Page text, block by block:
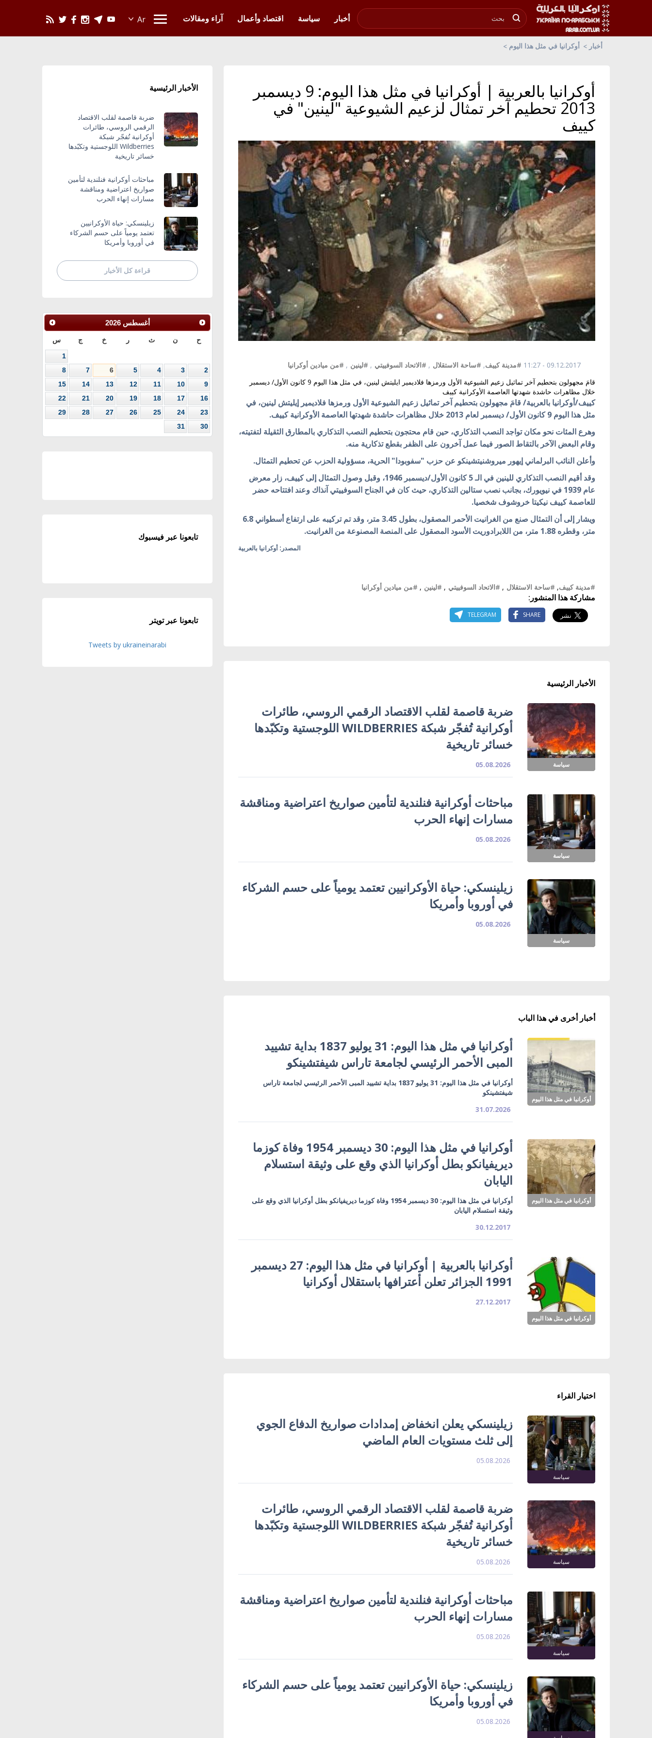
أخبار
سياسة اقتصاد وأعمال آراء ومقالات
أخبار أوكرانيا في مثل هذا اليوم
أوكرانيا بالعربية | أوكرانيا في مثل هذا اليوم: 9 ديسمبر
2013 تحطيم آخر تمثال لزعيم الشيوعية "لينين" في
كييف
09.12.2017 - 11:27 #مدينة كييف, #ساحة الاستقلال , #الاتحاد السوفييتي , #لينين , #من ميادين أوكرانيا
قامَ مجهولون بتحطيم آخر تماثيل زعيم الشيوعية الأول ورمزها فلاديمير ايليتش لينين، في مثل هذا اليوم 9 كانون الأول/ ديسمبر
خلال مظاهرات حاشدة شهدتها العاصمة الأوكرانية كييف
كييف/أوكرانيا بالعربية/ قامَ مجهولون بتحطيم آخر تماثيل زعيم الشيوعية الأول ورمزها فلاديمير إيليتش لينين، في
مثل هذا اليوم 9 كانون الأول/ ديسمبر لعام 2013 خلال مظاهرات حاشدة شهدتها العاصمة الأوكرانية كييف.
وهرع المئات نحو مكان تواجد النصب التذكاري، حين قام محتجون بتحطيم النصب التذكاري بالمطارق الثقيلة لتفتيته،
وقام البعض الآخر بالتقاط الصور فيما عمل آخرون على الظفر بقطع تذكارية منه.
وأعلن النائب البرلماني إيهور ميروشنيتشينكو عن حزب "سفوبودا" الحرية، مسؤولية الحزب عن تحطيم التمثال.
وقد أقيم النصب التذكاري للينين في الـ 5 كانون الأول/ديسمبر 1946، وقبل وصول التمثال إلى كييف، زار معرض
عام 1939 في نيويورك، بجانب نصب ستالين التذكاري، حيث كان في الجناح السوفييتي آنذاك وعند افتتاحه حضر
للعاصمة كييف نيكيتا خروشوف شخصيا.
ويشار إلى أن التمثال صنع من الغرانيت الأحمر المصقول، بطول 3.45 متر، وقد تم تركيبه على ارتفاع أسطواني 6.8
متر، وقطره 1.88 متر، من اللابرادوريت الأسود المصقول على المنصة المصنوعة من الغرانيت.
المصدر: أوكرانيا بالعربية
#مدينة كييف, #ساحة الاستقلال , #الاتحاد السوفييتي , #لينين , #من ميادين أوكرانيا
مشاركة هذا المنشور:
SHARE
TELEGRAM
الأخبار الرئيسية
سياسة
ضربة قاصمة لقلب الاقتصاد الرقمي الروسي، طائرات
أوكرانية تُفجّر شبكة WILDBERRIES اللوجستية وتكبّدها
خسائر تاريخية
05.08.2026
سياسة
مباحثات أوكرانية فنلندية لتأمين صواريخ اعتراضية ومناقشة
مسارات إنهاء الحرب
05.08.2026
سياسة
زيلينسكي: حياة الأوكرانيين تعتمد يومياً على حسم الشركاء
في أوروبا وأمريكا
05.08.2026
أخبار أخرى في هذا الباب
أوكرانيا في مثل هذا اليوم
أوكرانيا في مثل هذا اليوم: 31 يوليو 1837 بداية تشييد
المبى الأحمر الرئيسي لجامعة تاراس شيفتشينكو
أوكرانيا في مثل هذا اليوم: 31 يوليو 1837 بداية تشييد المبى الأحمر الرئيسي لجامعة تاراس
شيفتشينكو
31.07.2026
أوكرانيا في مثل هذا اليوم
أوكرانيا في مثل هذا اليوم: 30 ديسمبر 1954 وفاة كوزما
ديريفيانكو بطل أوكرانيا الذي وقع على وثيقة استسلام
اليابان
أوكرانيا في مثل هذا اليوم: 30 ديسمبر 1954 وفاة كوزما ديريفيانكو بطل أوكرانيا الذي وقع على
وثيقة استسلام اليابان
30.12.2017
أوكرانيا في مثل هذا اليوم
أوكرانيا بالعربية | أوكرانيا في مثل هذا اليوم: 27 ديسمبر
1991 الجزائر تعلن أعترافها باستقلال أوكرانيا
27.12.2017
اختيار القراء
سياسة
زيلينسكي يعلن انخفاض إمدادات صواريخ الدفاع الجوي
إلى ثلث مستويات العام الماضي
05.08.2026
سياسة
ضربة قاصمة لقلب الاقتصاد الرقمي الروسي، طائرات
أوكرانية تُفجّر شبكة WILDBERRIES اللوجستية وتكبّدها
خسائر تاريخية
05.08.2026
سياسة
مباحثات أوكرانية فنلندية لتأمين صواريخ اعتراضية ومناقشة
مسارات إنهاء الحرب
05.08.2026
زيلينسكي: حياة الأوكرانيين تعتمد يومياً على حسم الشركاء
في أوروبا وأمريكا
05.08.2026
الأخبار الرئيسية
ضربة قاصمة لقلب الاقتصاد
الرقمي الروسي، طائرات
أوكرانية تُفجّر شبكة
Wildberries اللوجستية وتكبّدها
خسائر تاريخية
مباحثات أوكرانية فنلندية لتأمين
صواريخ اعتراضية ومناقشة
مسارات إنهاء الحرب
زيلينسكي: حياة الأوكرانيين
تعتمد يومياً على حسم الشركاء
في أوروبا وأمريكا
قراءة كل الأخبار
أغسطس 2026
ح ن ث ر خ ج س
1
2
3
4
5
6
7
8
9
10
11
12
13
14
15
16
17
18
19
20
21
22
23
24
25
26
27
28
29
30
31
تابعونا عبر فيسبوك
تابعونا عبر تويتر
Tweets by ukraineinarabi